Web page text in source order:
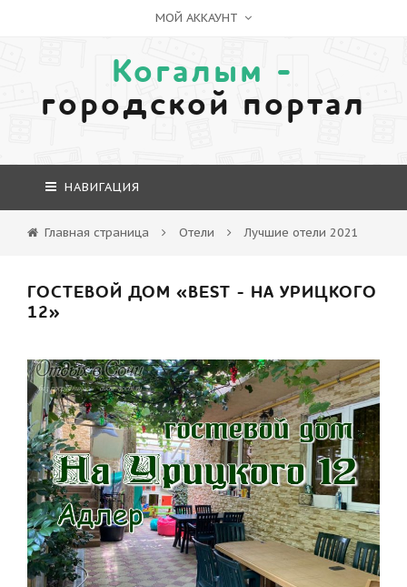
МОЙ АККАУНТ
Когалым -
городской портал
НАВИГАЦИЯ
Главная страница Отели Лучшие отели 2021
ГОСТЕВОЙ ДОМ «BEST - НА УРИЦКОГО
12»